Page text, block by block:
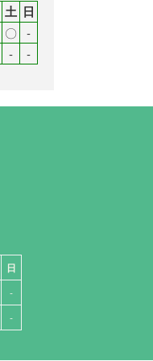
土 日
〇 ‐
‐ ‐
日
‐
‐